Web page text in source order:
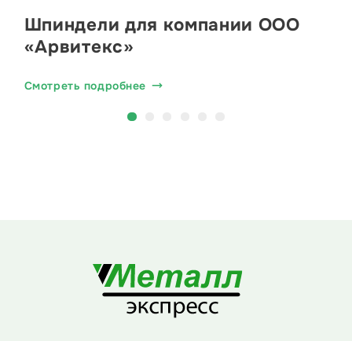
Шпиндели для компании ООО
«Арвитекс»
Смотреть подробнее